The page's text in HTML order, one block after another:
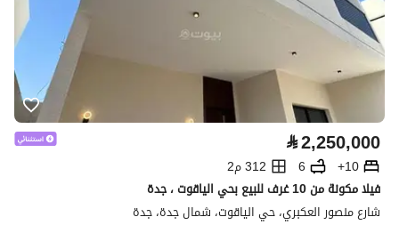
⃁2,250,000
10+
6
312 م2
فيلا مكونة من 10 غرف للبيع بحي الياقوت ، جدة
شارع منصور العكبري، حي الياقوت، شمال جدة، جدة